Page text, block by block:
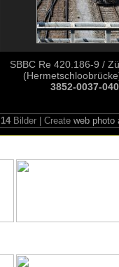
SBBC Re 420.186-9 /
3852-0037-
14Bilder | Create web photo